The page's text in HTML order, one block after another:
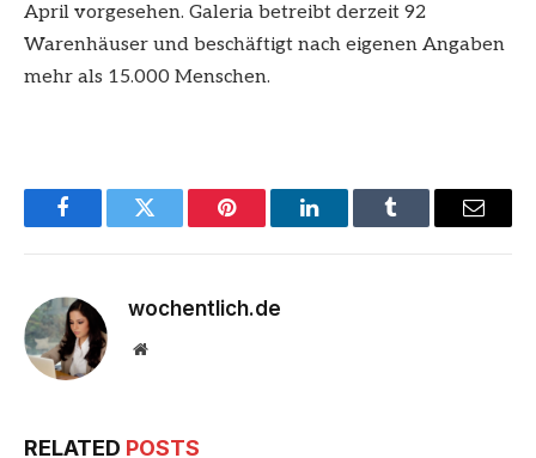
April vorgesehen. Galeria betreibt derzeit 92
Warenhäuser und beschäftigt nach eigenen Angaben
mehr als 15.000 Menschen.
FacebookTwitter Pinterest LinkedInTumblr Email
wochentlich.de
Website
RELATED POSTS